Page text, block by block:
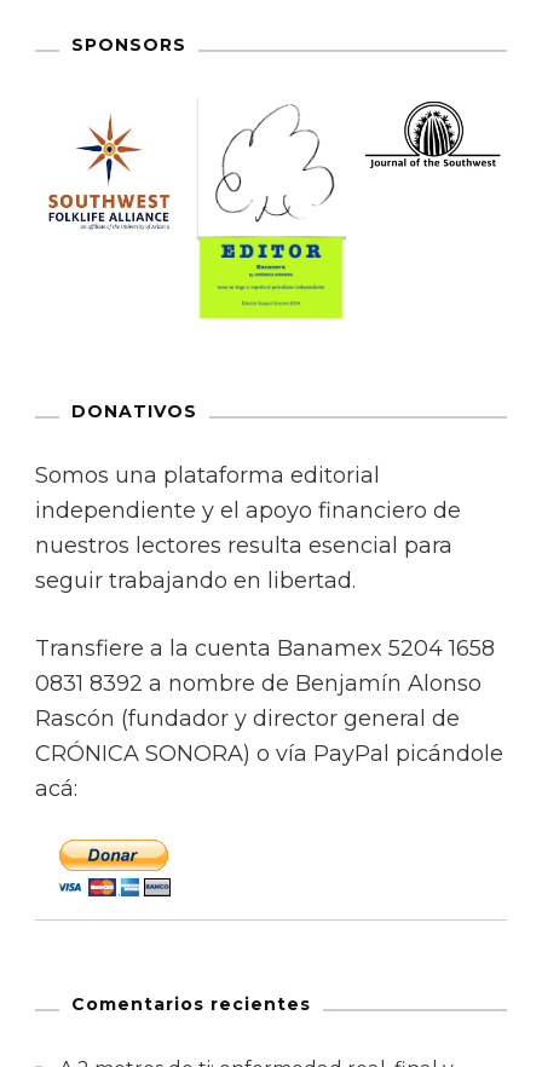
SPONSORS
DONATIVOS
Somos una plataforma editorial
independiente y el apoyo financiero de
nuestros lectores resulta esencial para
seguir trabajando en libertad.
Transfiere a la cuenta Banamex 5204 1658
0831 8392 a nombre de Benjamín Alonso
Rascón (fundador y director general de
CRÓNICA SONORA) o vía PayPal picándole
acá:
Comentarios recientes